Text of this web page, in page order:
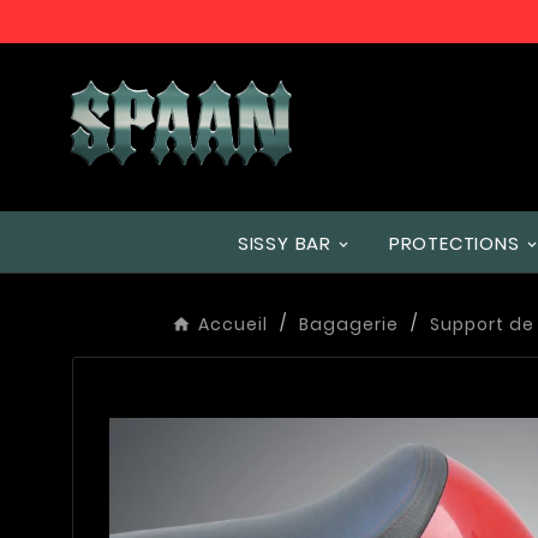
SISSY BAR PROTECTIONS
Accueil Bagagerie Support